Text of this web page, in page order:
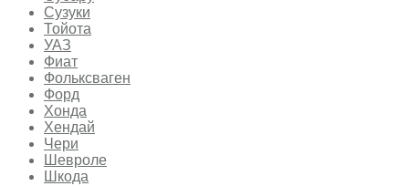
Сузуки
Тойота
УАЗ
Фиат
Фольксваген
Форд
Хонда
Хендай
Чери
Шевроле
Шкода